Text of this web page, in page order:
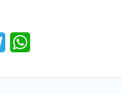
Telegram